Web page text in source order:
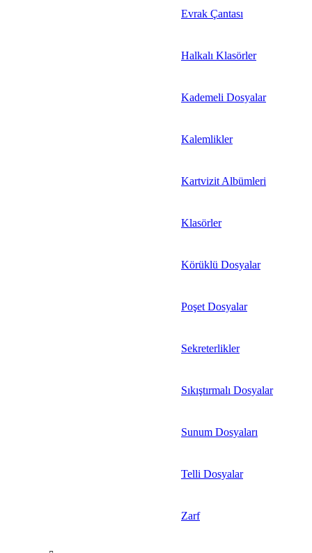
Evrak Çantası
Halkalı Klasörler
Kademeli Dosyalar
Kalemlikler
Kartvizit Albümleri
Klasörler
Körüklü Dosyalar
Poşet Dosyalar
Sekreterlikler
Sıkıştırmalı Dosyalar
Sunum Dosyaları
Telli Dosyalar
Zarf